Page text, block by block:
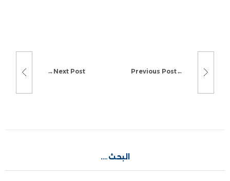
Previous Post
Next Post
البحث….